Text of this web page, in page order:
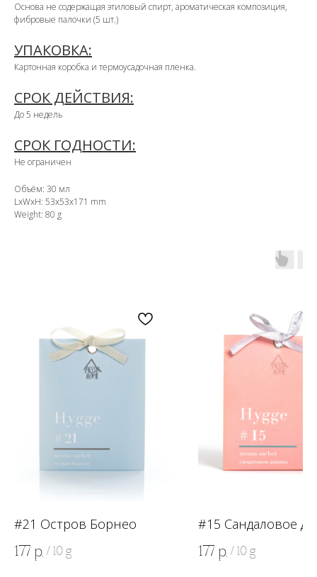
Основа не содержащая этиловый спирт, ароматическая композиция,
фибровые палочки (5 шт.)
УПАКОВКА:
Картонная коробка и термоусадочная пленка.
СРОК ДЕЙСТВИЯ:
До 5 недель
СРОК ГОДНОСТИ:
Не ограничен
Объём: 30 мл
LxWxH: 53x53x171 mm
Weight: 80 g
#21 Остров Борнео
177 р. / 10 g
#15 Сандаловое
177 р. / 10 g
WB
LAMODA